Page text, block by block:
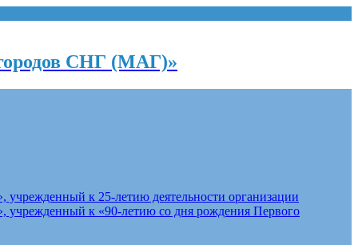
СНГ (МАГ)»
к 25-летию деятельности организации
к «90-летию со дня рождения Первого